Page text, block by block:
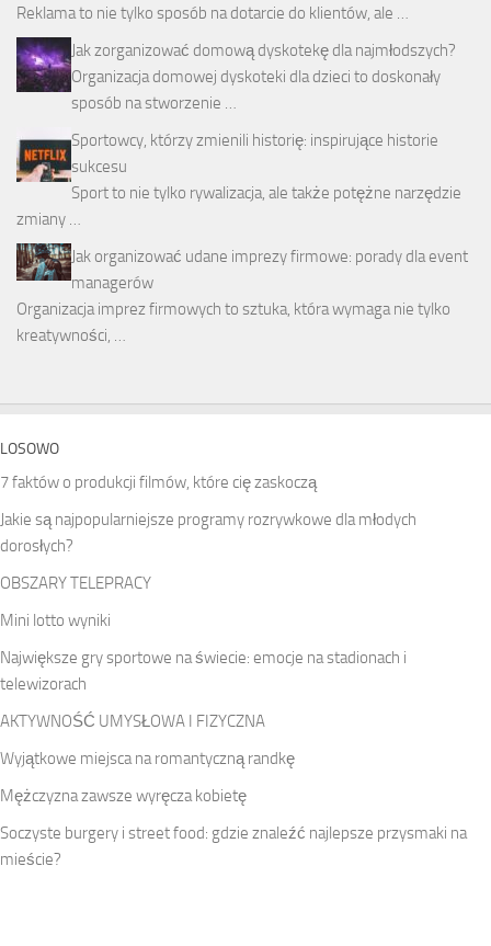
Reklama to nie tylko sposób na dotarcie do klientów, ale …
Jak zorganizować domową dyskotekę dla najmłodszych?
Organizacja domowej dyskoteki dla dzieci to doskonały
sposób na stworzenie …
Sportowcy, którzy zmienili historię: inspirujące historie
sukcesu
Sport to nie tylko rywalizacja, ale także potężne narzędzie
zmiany …
Jak organizować udane imprezy firmowe: porady dla event
managerów
Organizacja imprez firmowych to sztuka, która wymaga nie tylko
kreatywności, …
LOSOWO
7 faktów o produkcji filmów, które cię zaskoczą
Jakie są najpopularniejsze programy rozrywkowe dla młodych
dorosłych?
OBSZARY TELEPRACY
Mini lotto wyniki
Największe gry sportowe na świecie: emocje na stadionach i
telewizorach
AKTYWNOŚĆ UMYSŁOWA I FIZYCZNA
Wyjątkowe miejsca na romantyczną randkę
Mężczyzna zawsze wyręcza kobietę
Soczyste burgery i street food: gdzie znaleźć najlepsze przysmaki na
mieście?